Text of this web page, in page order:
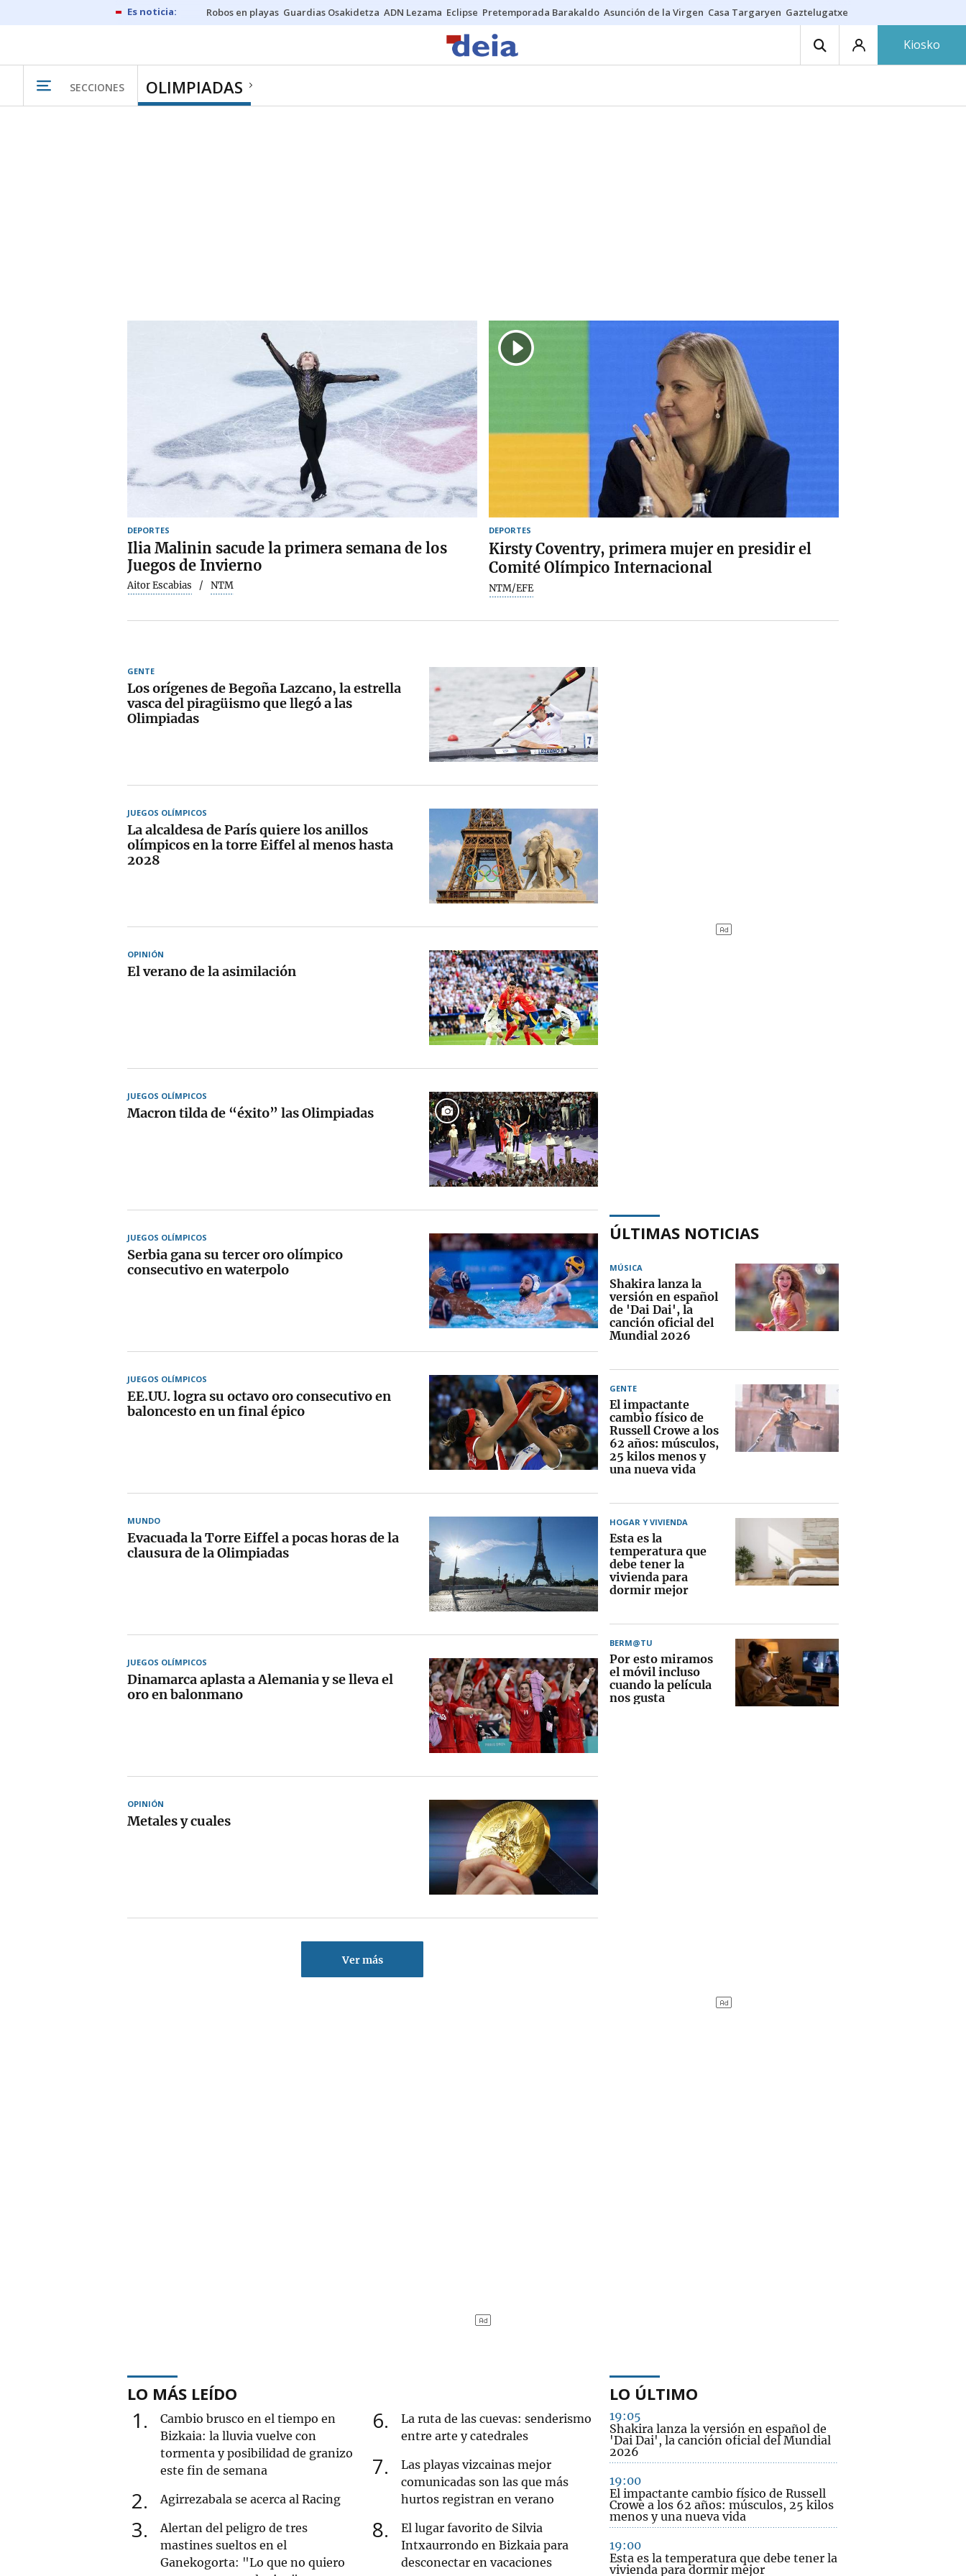
Robos en playas Guardias Osakidetza ADN Lezama Eclipse Pretemporada Barakaldo Asunción de la Virgen Casa Targaryen Gaztelugatxe
Kiosko
SECCIONES OLIMPIADAS
DEPORTES
Ilia Malinin sacude la primera semana de los
Juegos de Invierno
Aitor Escabias NTM
DEPORTES
Kirsty Coventry, primera mujer en presidir el
Comité Olímpico Internacional
NTM/EFE
GENTE
Los orígenes de Begoña Lazcano, la estrella
vasca del piragüismo que llegó a las
Olimpiadas
JUEGOS OLÍMPICOS
La alcaldesa de París quiere los anillos
olímpicos en la torre Eiffel al menos hasta
2028
OPINIÓN
El verano de la asimilación
JUEGOS OLÍMPICOS
Macron tilda de “éxito” las Olimpiadas
JUEGOS OLÍMPICOS
Serbia gana su tercer oro olímpico
consecutivo en waterpolo
JUEGOS OLÍMPICOS
EE.UU. logra su octavo oro consecutivo en
baloncesto en un final épico
MUNDO
Evacuada la Torre Eiffel a pocas horas de la
clausura de la Olimpiadas
JUEGOS OLÍMPICOS
Dinamarca aplasta a Alemania y se lleva el
oro en balonmano
OPINIÓN
Metales y cuales
Ver más
ÚLTIMAS NOTICIAS
MÚSICA
Shakira lanza la
versión en español
de 'Dai Dai', la
canción oficial del
Mundial 2026
GENTE
El impactante
cambio físico de
Russell Crowe a los
62 años: músculos,
25 kilos menos y
una nueva vida
HOGAR Y VIVIENDA
Esta es la
temperatura que
debe tener la
vivienda para
dormir mejor
BERM@TU
Por esto miramos
el móvil incluso
cuando la película
nos gusta
LO MÁS LEÍDO
1
Cambio brusco en el tiempo en
Bizkaia: la lluvia vuelve con
tormenta y posibilidad de granizo
este fin de semana
2 Agirrezabala se acerca al Racing
3
Alertan del peligro de tres
mastines sueltos en el
Ganekogorta: "Lo que no quiero
6
La ruta de las cuevas: senderismo
entre arte y catedrales
7
Las playas vizcainas mejor
comunicadas son las que más
hurtos registran en verano
8
El lugar favorito de Silvia
Intxaurrondo en Bizkaia para
desconectar en vacaciones
LO ÚLTIMO
19:05
Shakira lanza la versión en español de
'Dai Dai', la canción oficial del Mundial
2026
19:00
El impactante cambio físico de Russell
Crowe a los 62 años: músculos, 25 kilos
menos y una nueva vida
19:00
Esta es la temperatura que debe tener la
vivienda para dormir mejor